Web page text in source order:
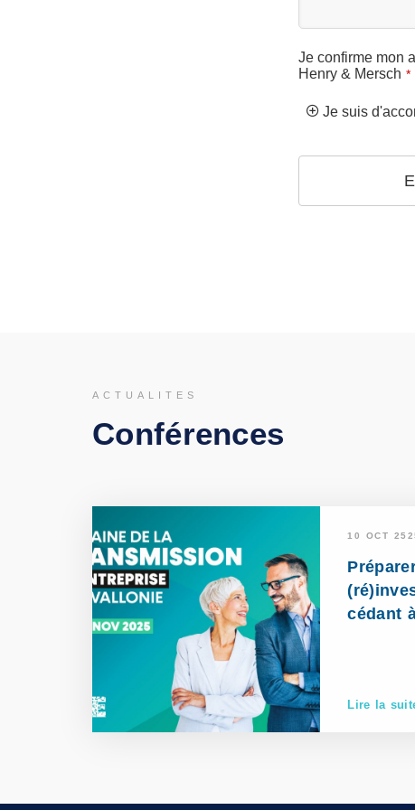
Je confirme mon
Henry & Mersch *
Je suis
ACTUALITES
Conférences
10 OCT
cédant
Lire la